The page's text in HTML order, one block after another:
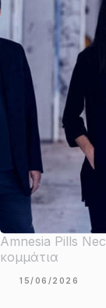
Amnesia Pills
κομμάτια
15/06/2026